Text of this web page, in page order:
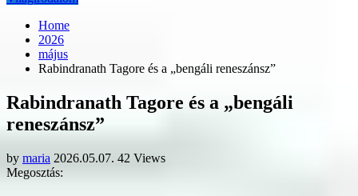
Home
2026
május
Rabindranath Tagore és a „bengáli reneszánsz”
Rabindranath Tagore és a „bengáli
reneszánsz”
by maria 2026.05.07. 42 Views
Megosztás: